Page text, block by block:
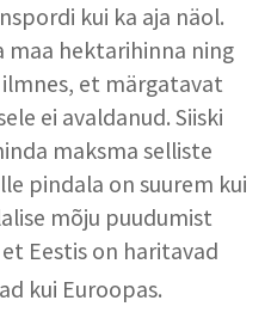
kui ka aja näol.
maa hektarihinna ning
et märgatavat
ei avaldanud. Siiski
maksma selliste
pindala on suurem kui
mõju puudumist
Eestis on haritavad
kui Euroopas.